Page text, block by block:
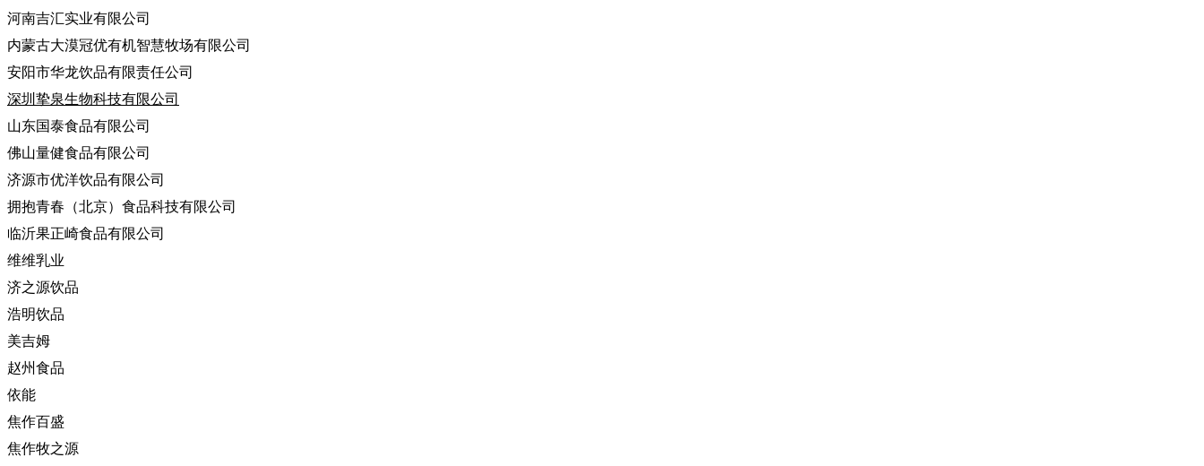
河南吉汇实业有限公司
内蒙古大漠冠优有机智慧牧场有限公司
安阳市华龙饮品有限责任公司
深圳挚泉生物科技有限公司
山东国泰食品有限公司
佛山量健食品有限公司
济源市优洋饮品有限公司
拥抱青春（北京）食品科技有限公司
临沂果正崎食品有限公司
维维乳业
济之源饮品
浩明饮品
美吉姆
赵州食品
依能
焦作百盛
焦作牧之源